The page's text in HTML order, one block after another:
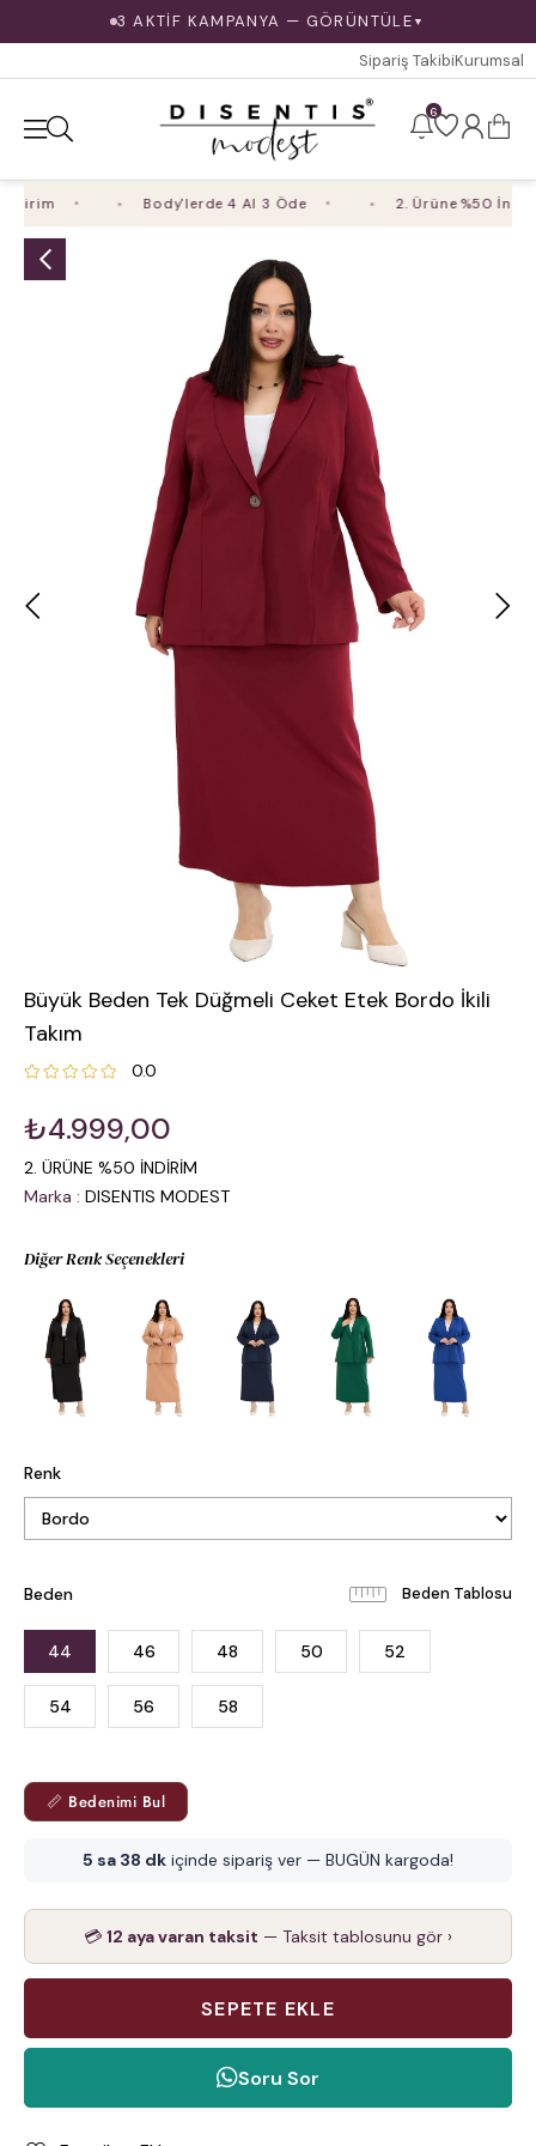
3 AKTİF KAMPANYA — GÖRÜNTÜLE ▼
Sipariş TakibiKurumsal
6
Body'lerde 4 Al 3 Öde 2. Ürüne %50
Büyük Beden Tek Düğmeli Ceket Etek Bordo İkili
Takım
0.0
₺4.999,00
2. ÜRÜNE %50 İNDİRİM
Marka : DISENTIS MODEST
Diğer Renk Seçenekleri
Renk
Beden Beden Tablosu
44 46 48 50 52
54 56 58
📏 Bedenimi Bul
5 sa 38 dk içinde sipariş ver — BUGÜN kargoda!
💳 12 aya varan taksit — Taksit tablosunu gör ›
Soru Sor